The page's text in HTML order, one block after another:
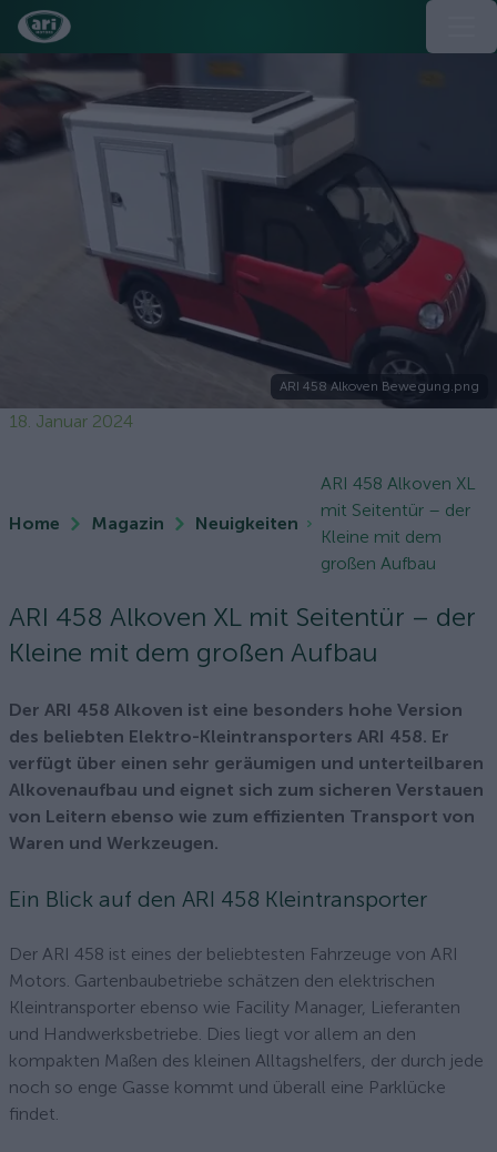
ARI 458 Alkoven Bewegung.png
18. Januar 2024
Home Magazin Neuigkeiten
ARI 458 Alkoven XL
mit Seitentür – der
Kleine mit dem
großen Aufbau
ARI 458 Alkoven XL mit Seitentür – der
Kleine mit dem großen Aufbau
Der ARI 458 Alkoven ist eine besonders hohe Version
des beliebten Elektro-Kleintransporters ARI 458. Er
verfügt über einen sehr geräumigen und unterteilbaren
Alkovenaufbau und eignet sich zum sicheren Verstauen
von Leitern ebenso wie zum effizienten Transport von
Waren und Werkzeugen.
Ein Blick auf den ARI 458 Kleintransporter
Der ARI 458 ist eines der beliebtesten Fahrzeuge von ARI
Motors. Gartenbaubetriebe schätzen den elektrischen
Kleintransporter ebenso wie Facility Manager, Lieferanten
und Handwerksbetriebe. Dies liegt vor allem an den
kompakten Maßen des kleinen Alltagshelfers, der durch jede
noch so enge Gasse kommt und überall eine Parklücke
findet.